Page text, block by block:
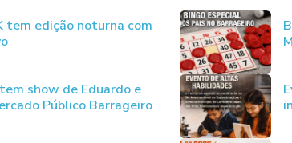
tem edição noturna com
show de Eduardo e
Público Barrageiro